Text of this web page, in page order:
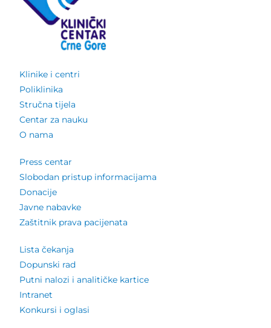
Klinike i centri
Poliklinika
Stručna tijela
Centar za nauku
O nama
Press centar
Slobodan pristup informacijama
Donacije
Javne nabavke
Zaštitnik prava pacijenata
Lista čekanja
Dopunski rad
Putni nalozi i analitičke kartice
Intranet
Konkursi i oglasi